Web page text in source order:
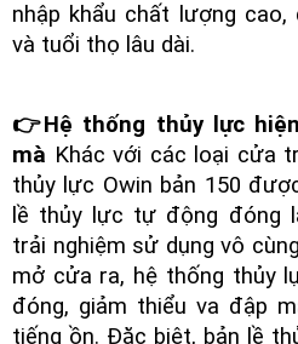
nhập khẩu chất lượng
và tuổi thọ lâu dài.
👉Hệ thống thủy lực
mà Khác với các loại cửa
thủy lực Owin bản 150
lề thủy lực tự động đóng
trải nghiệm sử dụng vô
mở cửa ra, hệ thống thủy
đóng, giảm thiểu va đập
tiếng ồn. Đặc biệt, bản lề